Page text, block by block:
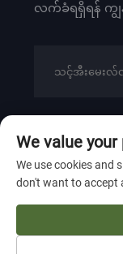
လက်ခံရရှိရန်
ကော်ပီရှိတ် © 2024 မှ
အထက်ဖြင့် ဆွဲခြ
We value your
We use cookies and
don't want to accept